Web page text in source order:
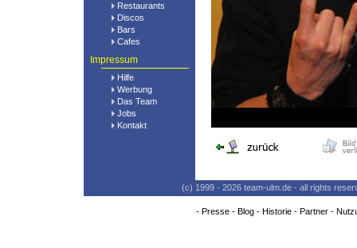
Restaurants
Discos
Bars
Cafes
Impressum
Hilfe
Werbung
Das Team
Jobs
Kontakt
(c) 1999 - 2026 team-ulm.de - all rights
- Presse- Blog- Historie- Partner-